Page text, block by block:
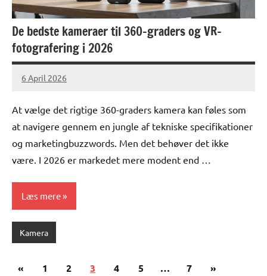
De bedste kameraer til 360-graders og VR-
fotografering i 2026
6 April 2026
lucas
No
At vælge det rigtige 360-graders kamera kan føles som
at navigere gennem en jungle af tekniske specifikationer
og marketingbuzzwords. Men det behøver det ikke
være. I 2026 er markedet mere modent end …
Læs mere
Kamera
Posts
«Previous
1 2 3 4 5 … 7
Next
»